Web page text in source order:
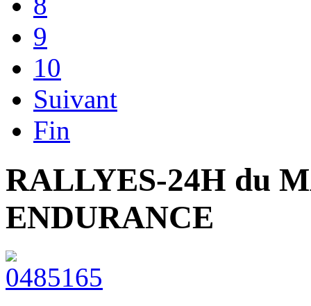
9
10
Suivant
Fin
RALLYES-24H du
ENDURANCE